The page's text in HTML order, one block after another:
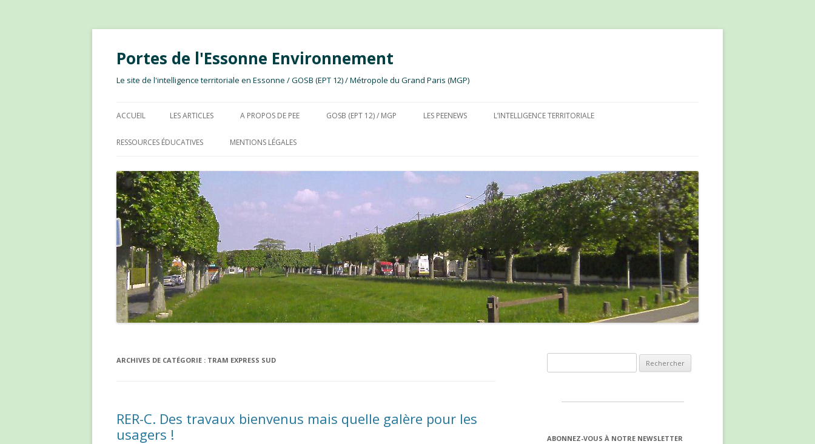
Portes de l'Essonne Environnement
Le site de l'intelligence territoriale en Essonne / GOSB (EPT 12) / Métropole du Grand Paris (MGP)
ACCUEIL LES ARTICLES A PROPOS DE PEE GOSB (EPT 12) / MGP LES PEENEWS L’INTELLIGENCE TERRITORIALE
RESSOURCES ÉDUCATIVES MENTIONS LÉGALES
ARCHIVES DE CATÉGORIE : TRAM EXPRESS SUD
RER-C. Des travaux bienvenus mais quelle galère pour les
usagers !
ABONNEZ-VOUS À NOTRE NEWSLETTER